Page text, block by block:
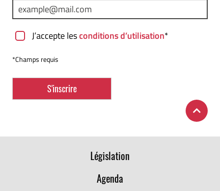
J’accepte lesconditions d’utilisation*
*Champs requis
Législation
Agenda